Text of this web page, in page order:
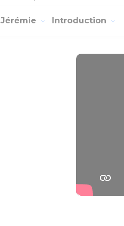
Jérémie Introduction